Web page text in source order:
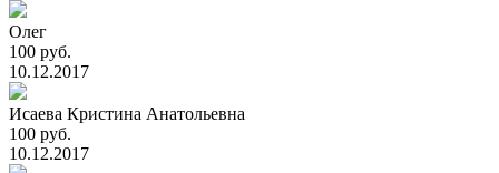
Олег
100 руб.
10.12.2017
Исаева Кристина Анатольевна
100 руб.
10.12.2017